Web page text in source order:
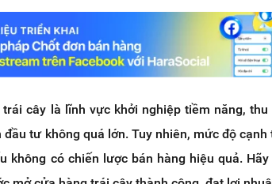
trái cây là lĩnh vực khởi nghiệp tiềm năng,
đầu tư không quá lớn. Tuy nhiên, mức độ
không có chiến lược bán hàng hiệu quả.